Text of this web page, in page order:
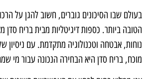
בעולם שבו הסיכונים גוברים, חשוב להגן על
הטובה ביותר. כספות דיגיטליות מבית בריח סדן
נוחות, אבטחה וטכנולוגיה מתקדמת. עם ניסיון
מוכח, בריח סדן היא הבחירה הנכונה עבור מי